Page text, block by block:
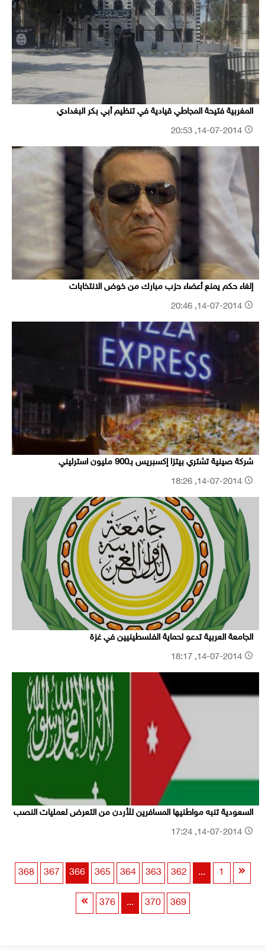
المغربیة فتيحة المجاطي قیادية في تنظيم أبي بكر البغدادي
إلغاء حكم يمنع أعضاء حزب مبارك من خوض الانتخابات
شركة صينية تشتري بيتزا إكسبريس بـ900 مليون استرليني
الجامعة العربية تدعو لحماية الفلسطينيين في غزة
السعودية تنبه مواطنيها المسافرين للأردن من التعرض لعمليات النصب
1
...
362
363
364
365
366
367
368
369
370
...
376